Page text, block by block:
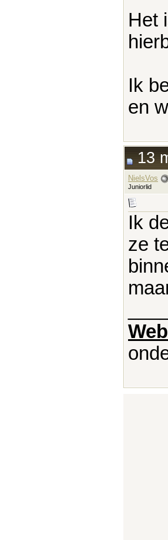
Het
Ik
en
13
NielsVos
Juniorlid
Ik
ze